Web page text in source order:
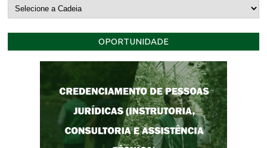
OPORTUNIDADE